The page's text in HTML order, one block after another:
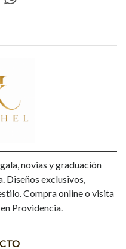
novias y graduación
Diseños exclusivos,
Compra online o visita
Providencia.